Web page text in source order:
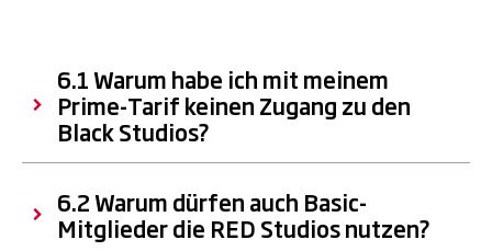
6.1 Warum habe ich mit meinem
Prime-Tarif keinen Zugang zu den
Black Studios?
6.2 Warum dürfen auch Basic-
Mitglieder die RED Studios nutzen?